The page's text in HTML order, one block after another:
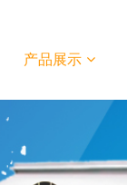
产品展示